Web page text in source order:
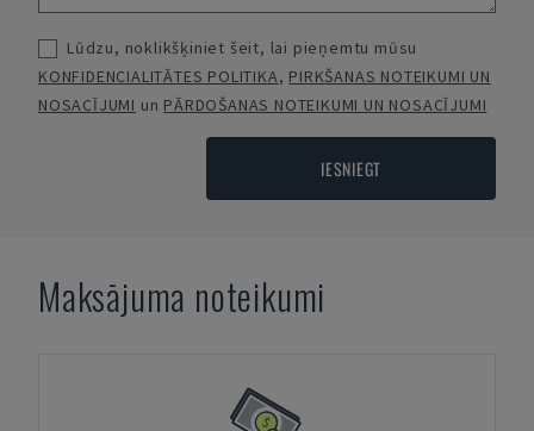
Lūdzu, noklikšķiniet šeit, lai pieņemtu mūsu
KONFIDENCIALITĀTES POLITIKA, PIRKŠANAS NOTEIKUMI UN
NOSACĪJUMI un PĀRDOŠANAS NOTEIKUMI UN NOSACĪJUMI
IESNIEGT
Maksājuma noteikumi